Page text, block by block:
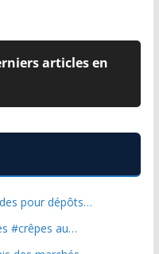
articles en
pour dépôts…
#crêpes au…